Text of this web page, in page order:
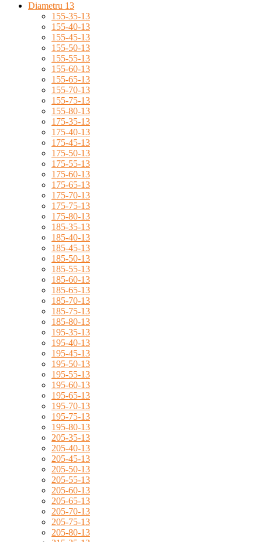
Diametru 13
155-35-13
155-40-13
155-45-13
155-50-13
155-55-13
155-60-13
155-65-13
155-70-13
155-75-13
155-80-13
175-35-13
175-40-13
175-45-13
175-50-13
175-55-13
175-60-13
175-65-13
175-70-13
175-75-13
175-80-13
185-35-13
185-40-13
185-45-13
185-50-13
185-55-13
185-60-13
185-65-13
185-70-13
185-75-13
185-80-13
195-35-13
195-40-13
195-45-13
195-50-13
195-55-13
195-60-13
195-65-13
195-70-13
195-75-13
195-80-13
205-35-13
205-40-13
205-45-13
205-50-13
205-55-13
205-60-13
205-65-13
205-70-13
205-75-13
205-80-13